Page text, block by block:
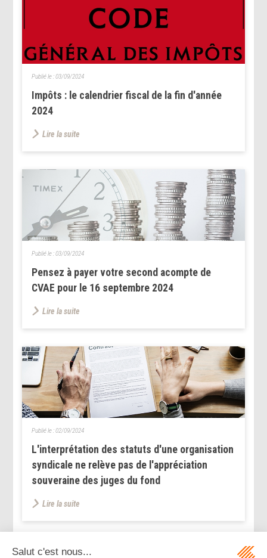
Impôts : le calendrier fiscal de la fin d'année
2024
Publié le :03/09/2024
Lire la suite
Pensez à payer votre second acompte de
CVAE pour le 16 septembre 2024
Publié le :03/09/2024
Lire la suite
L'interprétation des statuts d'une organisation
syndicale ne relève pas de l'appréciation
souveraine des juges du fond
Publié le :02/09/2024
Lire la suite
<< < ... 111